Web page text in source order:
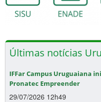
Últimas notícias
IFFar Campus Uruguaiana
Pronatec Empreender
29/07/2026 12h49